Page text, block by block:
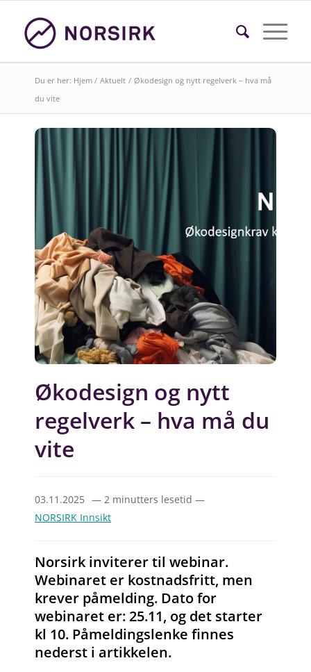
Du er her: Hjem / Aktuelt / Økodesign og nytt regelverk – hva må
du vite
Økodesign og nytt
regelverk – hva må du
vite
03.11.2025 — 2 minutters lesetid —
NORSIRK Innsikt
Norsirk inviterer til webinar.
Webinaret er kostnadsfritt, men
krever påmelding. Dato for
webinaret er: 25.11, og det starter
kl 10. Påmeldingslenke finnes
nederst i artikkelen.